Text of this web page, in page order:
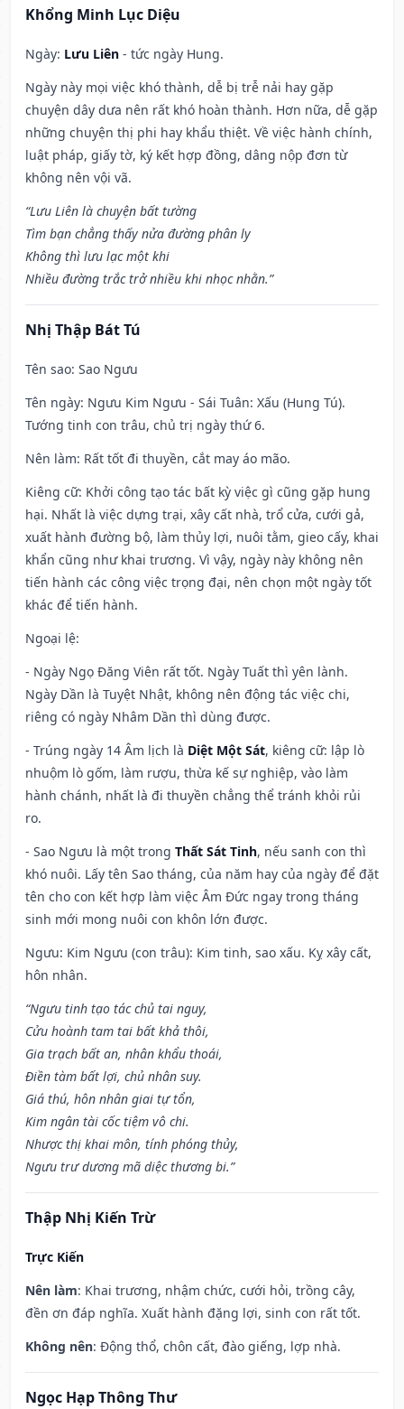
Khổng Minh Lục Diệu
Ngày: Lưu Liên - tức ngày Hung.
Ngày này mọi việc khó thành, dễ bị trễ nải hay gặp
chuyện dây dưa nên rất khó hoàn thành. Hơn nữa, dễ gặp
những chuyện thị phi hay khẩu thiệt. Về việc hành chính,
luật pháp, giấy tờ, ký kết hợp đồng, dâng nộp đơn từ
không nên vội vã.
“Lưu Liên là chuyện bất tường
Tìm bạn chẳng thấy nửa đường phân ly
Không thì lưu lạc một khi
Nhiều đường trắc trở nhiều khi nhọc nhằn.”
Nhị Thập Bát Tú
Tên sao: Sao Ngưu
Tên ngày: Ngưu Kim Ngưu - Sái Tuân: Xấu (Hung Tú).
Tướng tinh con trâu, chủ trị ngày thứ 6.
Nên làm: Rất tốt đi thuyền, cắt may áo mão.
Kiêng cữ: Khởi công tạo tác bất kỳ việc gì cũng gặp hung
hại. Nhất là việc dựng trại, xây cất nhà, trổ cửa, cưới gả,
xuất hành đường bộ, làm thủy lợi, nuôi tằm, gieo cấy, khai
khẩn cũng như khai trương. Vì vậy, ngày này không nên
tiến hành các công việc trọng đại, nên chọn một ngày tốt
khác để tiến hành.
Ngoại lệ:
- Ngày Ngọ Đăng Viên rất tốt. Ngày Tuất thì yên lành.
Ngày Dần là Tuyệt Nhật, không nên động tác việc chi,
riêng có ngày Nhâm Dần thì dùng được.
- Trúng ngày 14 Âm lịch là Diệt Một Sát, kiêng cữ: lập lò
nhuộm lò gốm, làm rượu, thừa kế sự nghiệp, vào làm
hành chánh, nhất là đi thuyền chẳng thể tránh khỏi rủi
ro.
- Sao Ngưu là một trong Thất Sát Tinh, nếu sanh con thì
khó nuôi. Lấy tên Sao tháng, của năm hay của ngày để đặt
tên cho con kết hợp làm việc Âm Đức ngay trong tháng
sinh mới mong nuôi con khôn lớn được.
Ngưu: Kim Ngưu (con trâu): Kim tinh, sao xấu. Kỵ xây cất,
hôn nhân.
“Ngưu tinh tạo tác chủ tai nguy,
Cửu hoành tam tai bất khả thôi,
Gia trạch bất an, nhân khẩu thoái,
Điền tàm bất lợi, chủ nhân suy.
Giá thú, hôn nhân giai tự tổn,
Kim ngân tài cốc tiệm vô chi.
Nhược thị khai môn, tính phóng thủy,
Ngưu trư dương mã diệc thương bi.”
Thập Nhị Kiến Trừ
Trực Kiến
Nên làm: Khai trương, nhậm chức, cưới hỏi, trồng cây,
đền ơn đáp nghĩa. Xuất hành đặng lợi, sinh con rất tốt.
Không nên: Động thổ, chôn cất, đào giếng, lợp nhà.
Ngọc Hạp Thông Thư